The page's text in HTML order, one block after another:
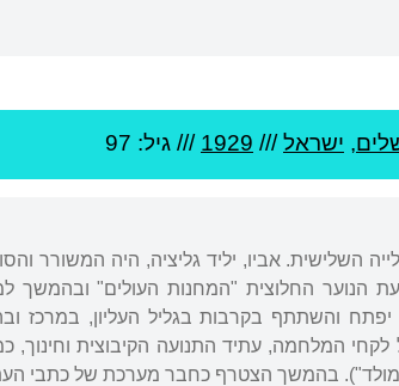
, ישראל///
1929 /// גיל: 97
השלישית. אביו, יליד גליציה, היה המשורר
יפתח והשתתף בקרבות בגליל העליון,
המלחמה, עתיד התנועה הקיבוצית וחינוך,
בהמשך הצטרף כחבר מערכת של כתבי